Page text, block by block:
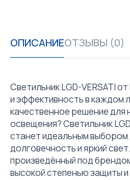
ОПИСАНИЕОТЗЫВЫ (0)
Светильник LGD-VERSATI
и эффективность в каждом
качественное решение для
освещения? Светильник
станет идеальным выбором
долговечность и яркий
произведённый под
высокой степенью защиты